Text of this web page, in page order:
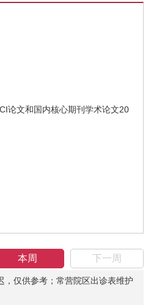
论文和国内核心期刊学术论文20
本周 下一周
，仅供参考；常营院区出诊表维护